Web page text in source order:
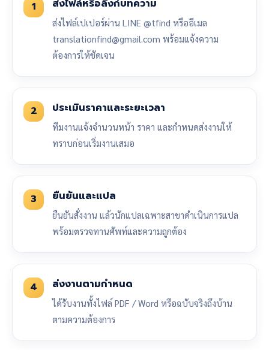
1 ส่งไฟล์หรือลิงก์บทความ
ส่งไฟล์เปเปอร์ผ่าน LINE @tfind หรืออีเมล
translationfind@gmail.com พร้อมแจ้งความ
ต้องการให้ชัดเจน
2 ประเมินราคาและระยะเวลา
ทีมงานแจ้งจำนวนหน้า ราคา และกำหนดส่งงานให้
ทราบก่อนเริ่มงานเสมอ
3 ยืนยันและแปล
ยืนยันสั่งงาน แล้วนักแปลเฉพาะสาขาดำเนินการแปล
พร้อมตรวจทานศัพท์และความถูกต้อง
4 ส่งงานตามกำหนด
ได้รับงานทั้งไฟล์ PDF / Word หรือฉบับจริงถึงบ้าน
ตามความต้องการ